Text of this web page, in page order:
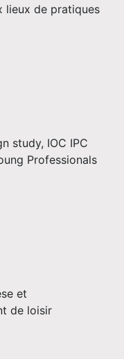
lieux de pratiques
study, IOC IPC
Professionals
et
de loisir